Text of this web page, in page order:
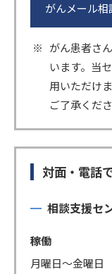
がんメール相
がん患者さ
います。当
用いただけ
ご了承くださ
対面・電話
相談支援セ
稼働
月曜日〜金曜日